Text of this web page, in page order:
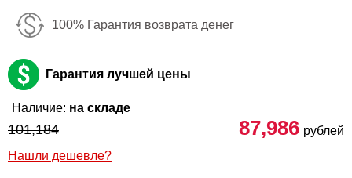
100% Гарантия возврата денег
Гарантия лучшей цены
Наличие: на складе
101,184 87,986 рублей
Нашли дешевле?